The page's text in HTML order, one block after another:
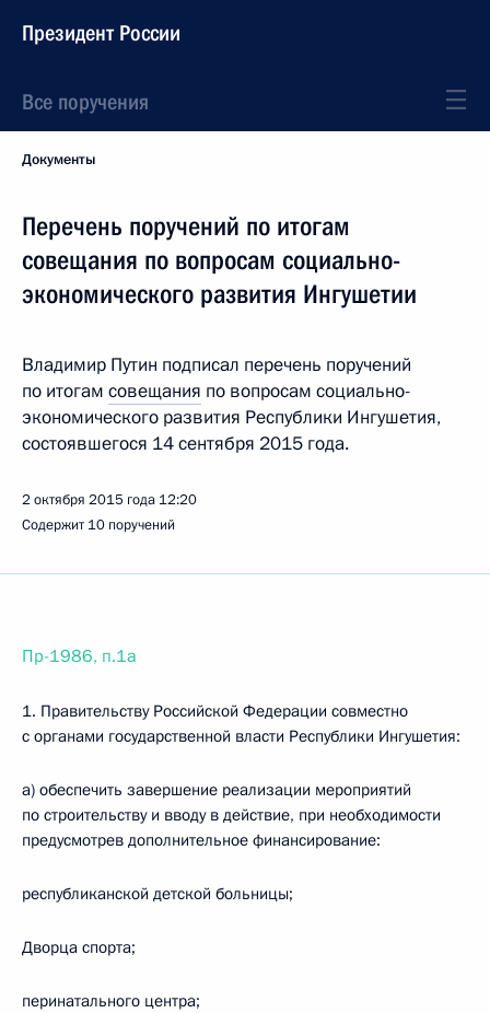
Президент России
Все поручения
Документы
Перечень поручений по итогам
совещания по вопросам социально-
экономического развития Ингушетии
Владимир Путин подписал перечень поручений
по итогам совещания по вопросам социально-
экономического развития Республики Ингушетия,
состоявшегося 14 сентября 2015 года.
2 октября 2015 года 12:20
Содержит 10 поручений
Пр-1986, п.1а
1. Правительству Российской Федерации совместно
с органами государственной власти Республики Ингушетия:
а) обеспечить завершение реализации мероприятий
по строительству и вводу в действие, при необходимости
предусмотрев дополнительное финансирование:
республиканской детской больницы;
Дворца спорта;
перинатального центра;